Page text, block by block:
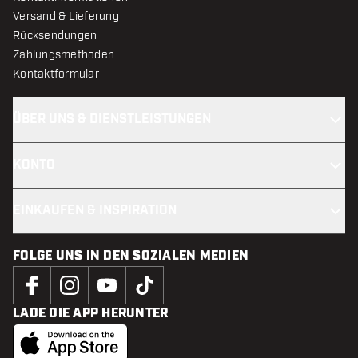
Versand & Lieferung
Rücksendungen
Zahlungsmethoden
Kontaktformular
FOLGE UNS IN DEN SOZIALEN MEDIEN
LADE DIE APP HERUNTER